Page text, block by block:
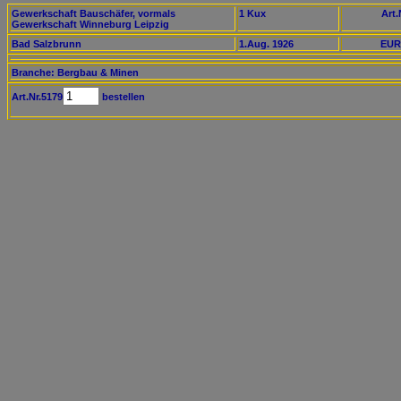
Gewerkschaft Bauschäfer, vormals
Gewerkschaft Winneburg Leipzig
1 Kux
Bad Salzbrunn 1.Aug. 1926
Branche: Bergbau & Minen
Art.Nr.5179 bestellen